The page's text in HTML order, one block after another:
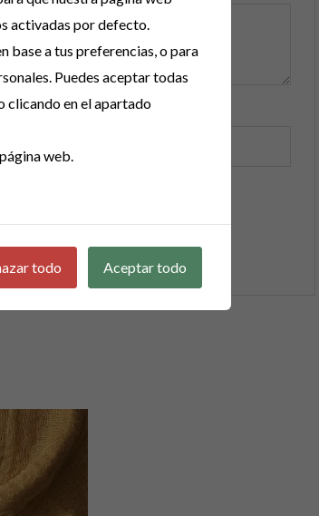
activadas por defecto.
base a tus preferencias, o para
Puedes aceptar todas
clicando en el apartado
web.
todo Aceptar todo